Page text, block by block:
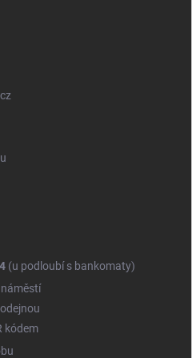
(u podloubí s bankomaty)
kódem